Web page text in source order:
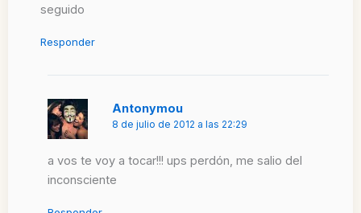
seguido
Responder
Antonymou
8 de julio de 2012 a las 22:29
a vos te voy a tocar!!! ups perdón, me salio del
inconsciente